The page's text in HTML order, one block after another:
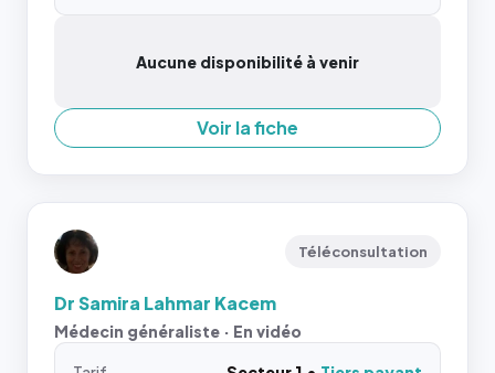
Aucune disponibilité à venir
Voir la fiche
Téléconsultation
Dr Samira Lahmar Kacem
Médecin généraliste · En vidéo